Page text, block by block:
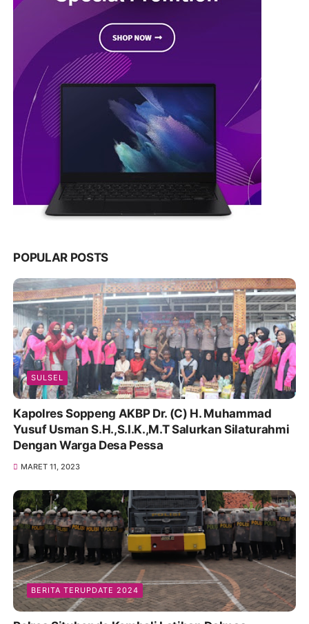
POPULAR POSTS
SULSEL
Kapolres Soppeng AKBP Dr. (C) H. Muhammad
Yusuf Usman S.H.,S.I.K.,M.T Salurkan Silaturahmi
Dengan Warga Desa Pessa
MARET 11, 2023
BERITA TERUPDATE 2024